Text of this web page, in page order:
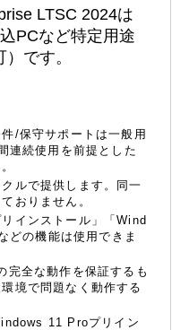
LTSC 2024は
PCなど特定用途
です。
/保守サポートは一般用
連続使用を前提とした
ルで提供します。同一
おりません。
リインストール」「Wind
の機能は使用できま
完全な動作を保証するも
境で問題なく動作する
11 Proプリイン